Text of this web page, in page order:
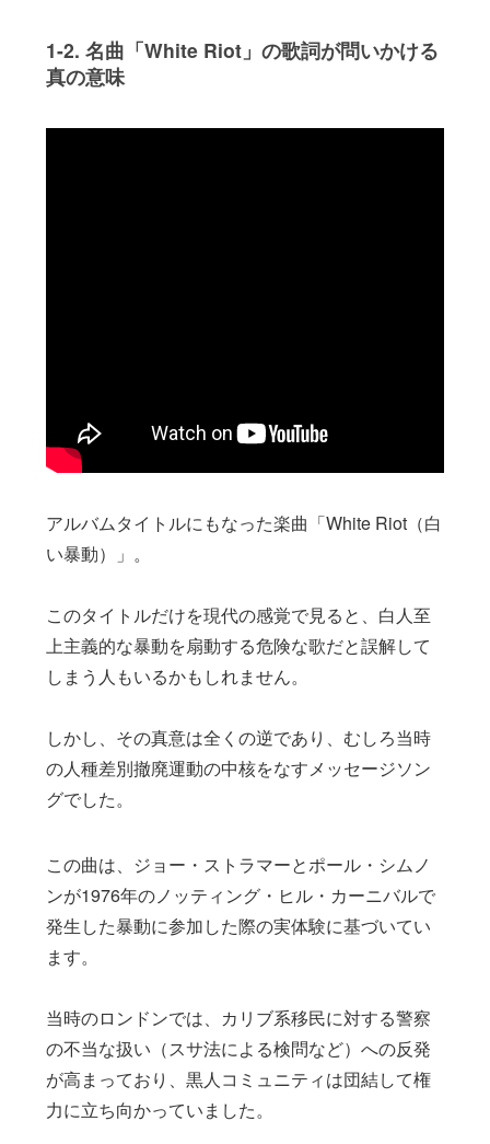
1-2. 名曲「White Riot」の歌詞が問いかける
真の意味
アルバムタイトルにもなった楽曲「White Riot（白
い暴動）」。
このタイトルだけを現代の感覚で見ると、白人至
上主義的な暴動を扇動する危険な歌だと誤解して
しまう人もいるかもしれません。
しかし、その真意は全くの逆であり、むしろ当時
の人種差別撤廃運動の中核をなすメッセージソン
グでした。
この曲は、ジョー・ストラマーとポール・シムノ
ンが1976年のノッティング・ヒル・カーニバルで
発生した暴動に参加した際の実体験に基づいてい
ます。
当時のロンドンでは、カリブ系移民に対する警察
の不当な扱い（スサ法による検問など）への反発
が高まっており、黒人コミュニティは団結して権
力に立ち向かっていました。